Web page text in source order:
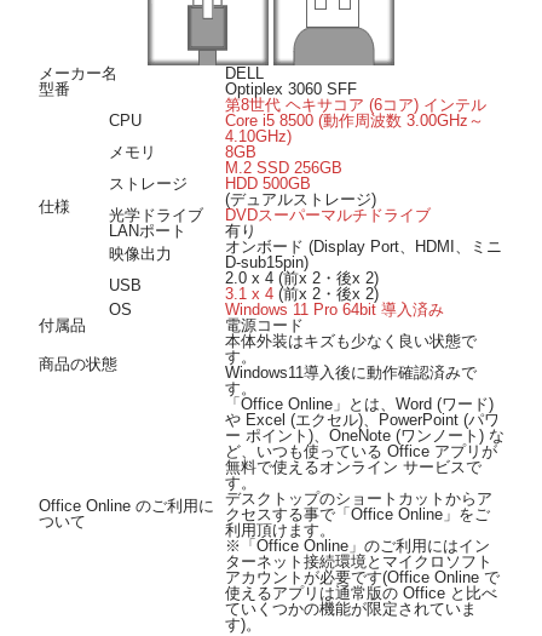
メーカー名
DELL
型番
Optiplex 3060 SFF
仕様
CPU
第8世代 ヘキサコア (6コア) インテル
Core i5 8500 (動作周波数 3.00GHz～
4.10GHz)
メモリ
8GB
ストレージ
M.2 SSD 256GB
HDD 500GB
(デュアルストレージ)
光学ドライブ
DVDスーパーマルチドライブ
LANポート
有り
映像出力
オンボード (Display Port、HDMI、ミニ
D-sub15pin)
USB
2.0 x 4 (前x 2・後x 2)
3.1 x 4(前x 2・後x 2)
OS
Windows 11 Pro 64bit 導入済み
付属品
電源コード
商品の状態
本体外装はキズも少なく良い状態で
す。
Windows11導入後に動作確認済みで
す。
Office Online のご利用に
ついて
「Office Online」とは、Word (ワード)
や Excel (エクセル)、PowerPoint (パワ
ー ポイント)、OneNote (ワンノート) な
ど、いつも使っている Office アプリが
無料で使えるオンライン サービスで
す。
デスクトップのショートカットからア
クセスする事で「Office Online」をご
利用頂けます。
※「Office Online」のご利用にはイン
ターネット接続環境とマイクロソフト
アカウントが必要です(Office Online で
使えるアプリは通常版の Office と比べ
ていくつかの機能が限定されていま
す)。